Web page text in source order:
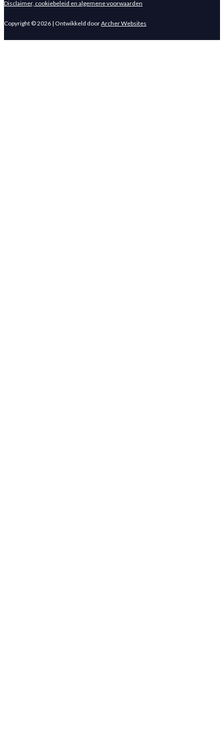
Disclaimer, cookiebeleid en algemene voorwaarden
Copyright © 2026 | Ontwikkeld doorArcher Websites